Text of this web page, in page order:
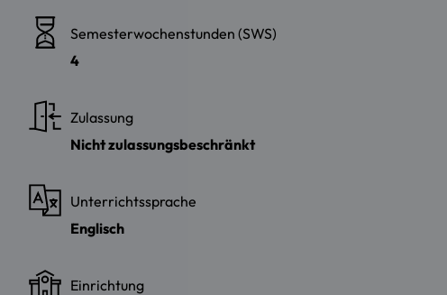
Semesterwochenstunden (SWS)
4
Zulassung
Nicht zulassungsbeschränkt
Unterrichtssprache
Englisch
Einrichtung